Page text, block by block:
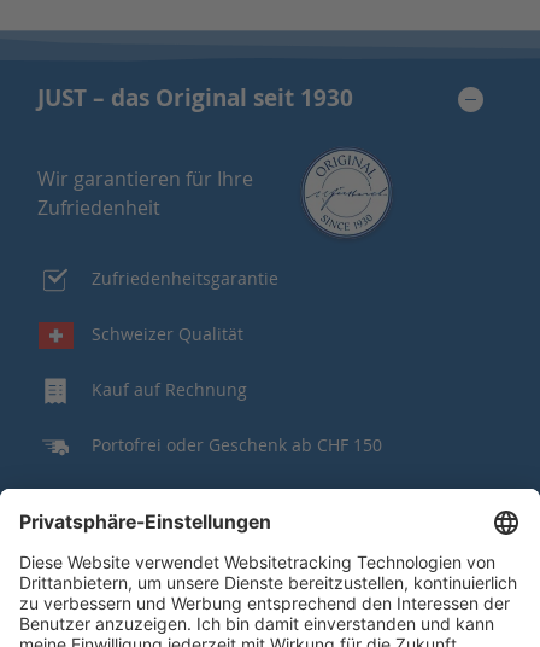
JUST – das Original seit 1930
Wir garantieren für Ihre
Zufriedenheit
Zufriedenheitsgarantie
Schweizer Qualität
Kauf auf Rechnung
Portofrei oder Geschenk ab CHF 150
Gut zu wissen
Wir sind für Sie da!